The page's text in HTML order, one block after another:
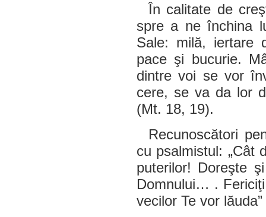
În calitate de
spre a ne închina
Sale: milă, iertare
pace şi bucurie.
dintre voi se vor
cere, se va da lor
(Mt. 18, 19).
Recunoscători
cu psalmistul: „Cât
puterilor! Doreşte
Domnului… .
vecilor Te vor